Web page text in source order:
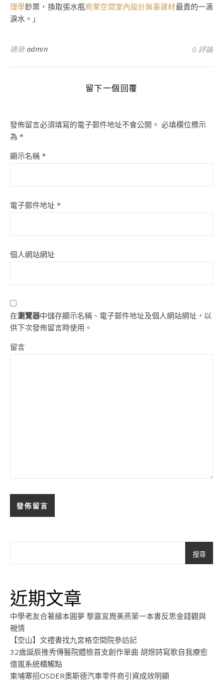
理學鈔票，換取張水瓶商業空間室內設計無毒建材最貴的一滴
淚水。」
通過 admin 0 評論
留下一個回覆
發佈留言必須填寫的電子郵件地址不會公開。 必填欄位標示
為 *
顯示名稱 *
電子郵件地址 *
個人網站網址
在瀏覽器中儲存顯示名稱、電子郵件地址及個人網站網址，以
供下次發佈留言時使用。
留言
搜尋
近期文章
中學老友合著繪本圓夢 黎嘉宜周美燕第一本書反思金錢觀與
親情
【空山】文禮書找九宮格空間院參訪記
32歲誕辰推秀傳醫院體檢首支創作單曲 胡煜詩寫歌自我療愈
億嵐系統櫃觸點
柬埔寨招OSDER奧斯德汽車零件商引資成效明顯